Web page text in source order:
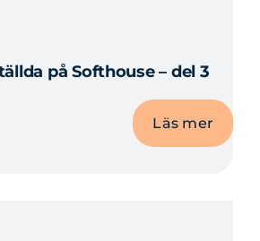
på Softhouse – del 3
Läs mer